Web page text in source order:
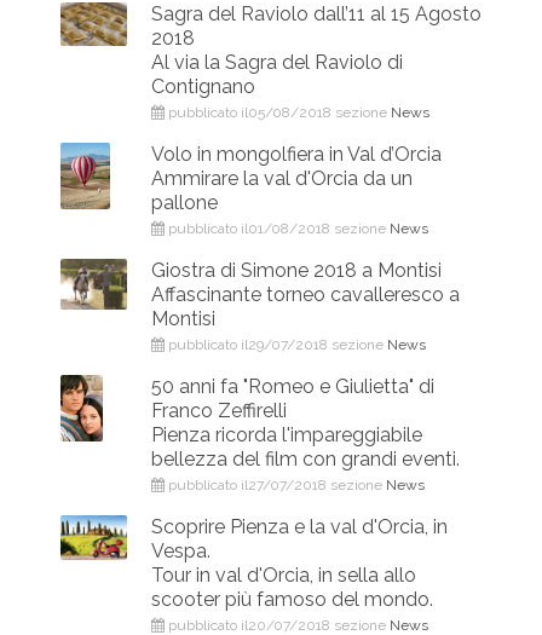
Sagra del Raviolo dall’11 al 15 Agosto
2018
Al via la Sagra del Raviolo di
Contignano
pubblicato il05/08/2018 sezione News
Volo in mongolfiera in Val d’Orcia
Ammirare la val d'Orcia da un
pallone
pubblicato il01/08/2018 sezione News
Giostra di Simone 2018 a Montisi
Affascinante torneo cavalleresco a
Montisi
pubblicato il29/07/2018 sezione News
50 anni fa "Romeo e Giulietta" di
Franco Zeffirelli
Pienza ricorda l'impareggiabile
bellezza del film con grandi eventi.
pubblicato il27/07/2018 sezione News
Scoprire Pienza e la val d'Orcia, in
Vespa.
Tour in val d'Orcia, in sella allo
scooter più famoso del mondo.
pubblicato il20/07/2018 sezione News